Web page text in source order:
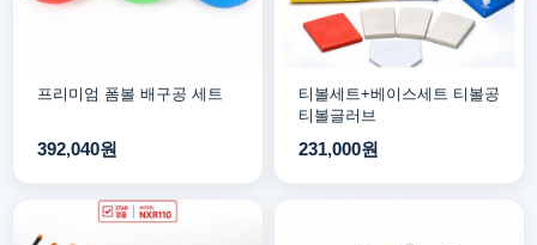
프리미엄 폼볼 배구공 세트
392,040원
티볼세트+베이스세트 티볼공
티볼글러브
231,000원